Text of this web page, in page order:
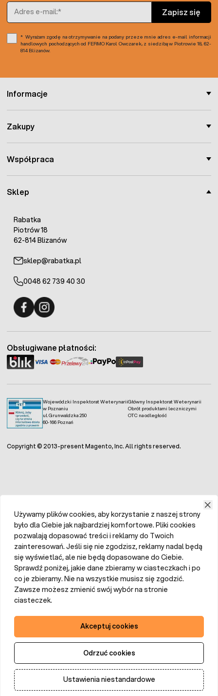
Ilość
Sklep
Rabatka
Piotrów 18
62-814 Blizanów
sklep@rabatka.pl
0048 62 739 40 30
Informacje
Zakupy
Współpraca
Adres e-mail
Zapisz się
Wyrażam zgodę na otrzymywanie na podany przeze mnie adres e-mail informacji
handlowych pochodzących od FERMO Karol Owczarek, z siedzibą w Piotrowie 18, 62-
814 Blizanów.
Wojewódzki Inspektorat Weterynarii
w Poznaniu
ul. Grunwaldzka 250
60-166 Poznań
Główny Inspektorat Weterynarii
Obrót produktami leczniczymi
OTC na odległość
Obsługiwane płatności:
Copyright © 2013-present Magento, Inc. All rights reserved.
Używamy plików cookies, aby korzystanie z naszej strony
było dla Ciebie jak najbardziej komfortowe. Pliki cookies
pozwalają dopasować treści i reklamy do Twoich
zainteresowań. Jeśli się nie zgodzisz, reklamy nadal będą
się wyświetlać, ale nie będą dopasowane do Ciebie.
Sprawdź poniżej, jakie dane zbieramy w ciasteczkach i po
co je zbieramy. Nie na wszystkie musisz się zgodzić.
Zawsze możesz zmienić swój wybór na stronie
ciasteczek.
Akceptuj cookies
Odrzuć cookies
Ustawienia niestandardowe